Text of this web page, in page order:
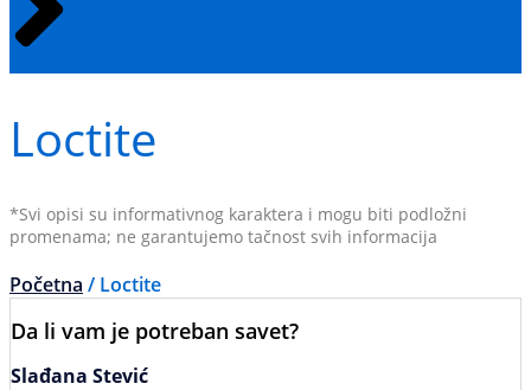
Loctite
*Svi opisi su informativnog karaktera i mogu biti podložni
promenama; ne garantujemo tačnost svih informacija
Početna / Loctite
Da li vam je potreban savet?
Slađana Stević